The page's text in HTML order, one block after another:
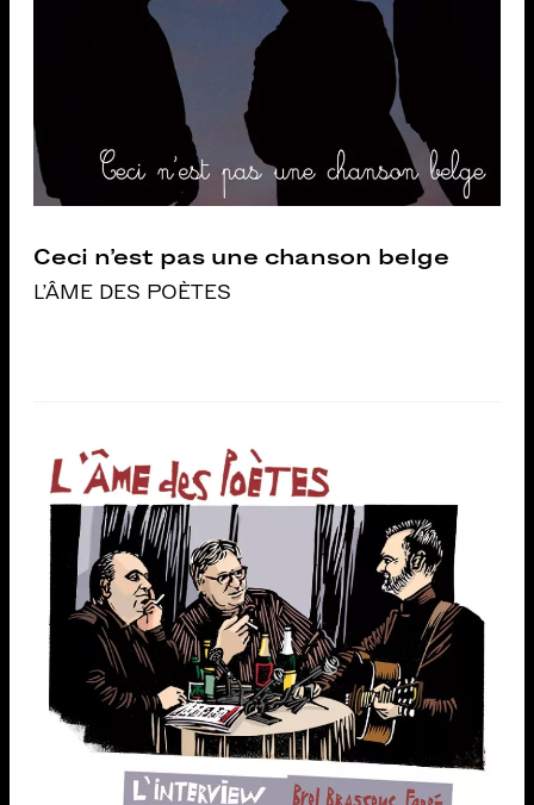
Ceci n’est pas une chanson belge
L'ÂME DES POÈTES